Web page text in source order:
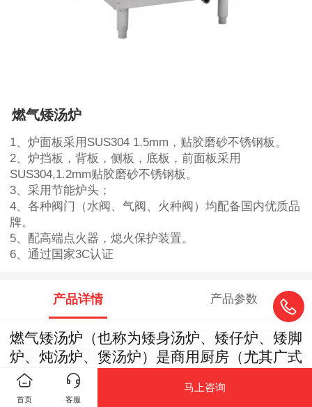
燃气矮汤炉
1、炉面板采用SUS304 1.5mm，贴胶磨砂不锈钢板。
2、炉挡板，背板，侧板，底板，前面板采用
SUS304,1.2mm贴胶磨砂不锈钢板。
3、采用节能炉头；
4、各种阀门（水阀、气阀、火种阀）均配备国内优质品
牌。
5、配高端点火器，熄火保护装置。
6、通过国家3C认证
产品详情 产品参数
燃气矮汤炉（也称为矮身汤炉、矮仔炉、矮脚
炉、炖汤炉、煲汤炉）是商用厨房（尤其广式
炖品店、粤菜馆、老火汤馆、茶餐厅、酒店炖
档）中专门用于
长时间、慢火炖制汤品、熬煮
首页 客服
马上咨询